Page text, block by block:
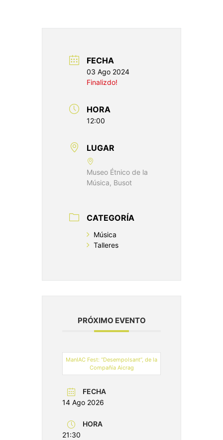
FECHA
03 Ago 2024
Finalizdo!
HORA
12:00
LUGAR
Museo Étnico de la
Música, Busot
CATEGORÍA
Música
Talleres
PRÓXIMO EVENTO
ManIAC Fest: “Desempolsant”, de la
Compañía Aicrag
FECHA
14 Ago 2026
HORA
21:30